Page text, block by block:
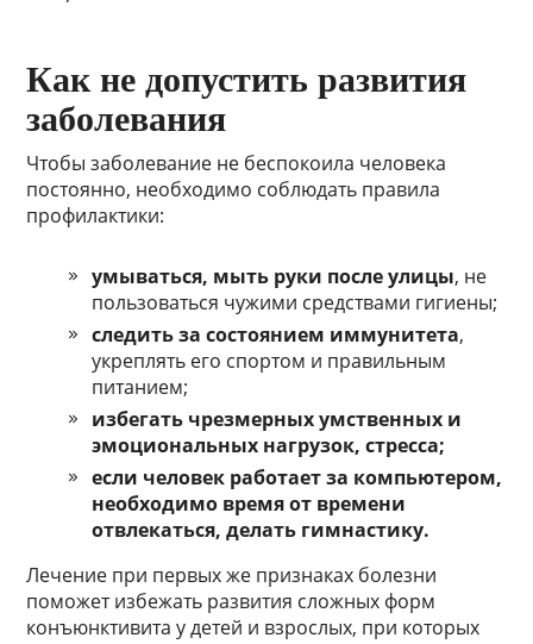
Как не допустить развития
заболевания
Чтобы заболевание не беспокоила человека
постоянно, необходимо соблюдать правила
профилактики:
умываться, мыть руки после улицы, не
пользоваться чужими средствами гигиены;
следить за состоянием иммунитета,
укреплять его спортом и правильным
питанием;
избегать чрезмерных умственных и
эмоциональных нагрузок, стресса;
если человек работает за компьютером,
необходимо время от времени
отвлекаться, делать гимнастику.
Лечение при первых же признаках болезни
поможет избежать развития сложных форм
конъюнктивита у детей и взрослых, при которых